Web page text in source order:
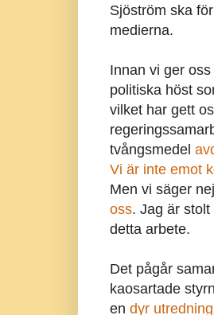
Sjöström ska
medierna.
Innan vi ger
politiska höst
vilket har gett
tvångsmedel
Vi är inte emot
Men vi säger
oss. Jag är stolt
detta arbete.
Det pågår
kaosartade
en dyr